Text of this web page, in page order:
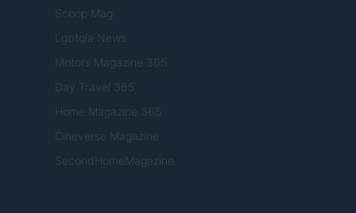
Scoop Mag
Lgbtqia News
Motors Magazine 365
Day Travel 365
Home Magazine 365
Cineverse Magazine
SecondHomeMagazine